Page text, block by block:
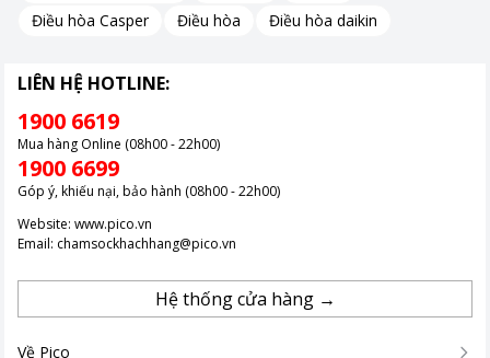
Điều hòa Casper
Điều hòa Điều hòa daikin
LIÊN HỆ HOTLINE:
1900 6619
Mua hàng Online (08h00 - 22h00)
1900 6699
Góp ý, khiếu nại, bảo hành (08h00 - 22h00)
Website: www.pico.vn
Email: chamsockhachhang@pico.vn
Hệ thống cửa hàng →
Về Pico